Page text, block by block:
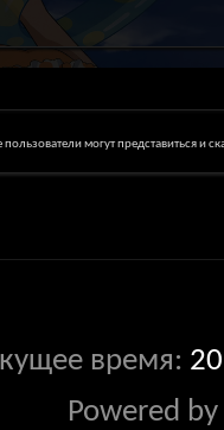
могут представиться и
время:
Powered by